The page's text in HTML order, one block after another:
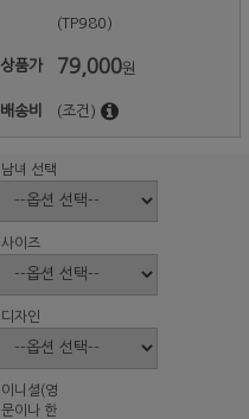
(TP980)
상품가 79,000원
배송비 (조건)
남녀 선택
사이즈
디자인
이니셜(영
문이나 한